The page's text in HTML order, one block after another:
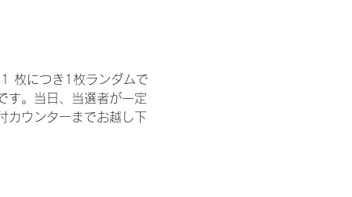
枚につき1枚ランダムで
す。当日、当選者が一定
カウンターまでお越し下